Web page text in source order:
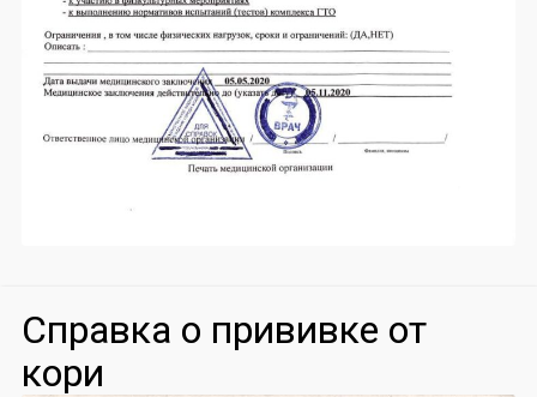
Справка о прививке от
кори